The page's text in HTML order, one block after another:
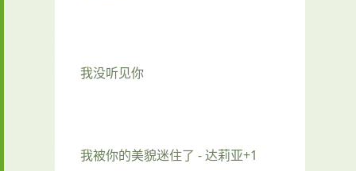
我没听见你
我被你的美貌迷住了 - 达莉亚+1